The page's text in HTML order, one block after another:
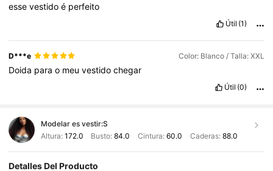
essevestidoé perfeito
Útil (1)
D***e Color: Blanco / Talla: XXL
Doida parao meuvestidochegar
Útil (0)
Modelar es vestir:S
Altura: 172.0 Busto:84.0 Cintura: 60.0 Caderas: 88.0
Detalles Del Producto